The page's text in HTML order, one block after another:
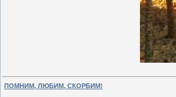
ПОМНИМ, ЛЮБИМ, СКОРБИМ!